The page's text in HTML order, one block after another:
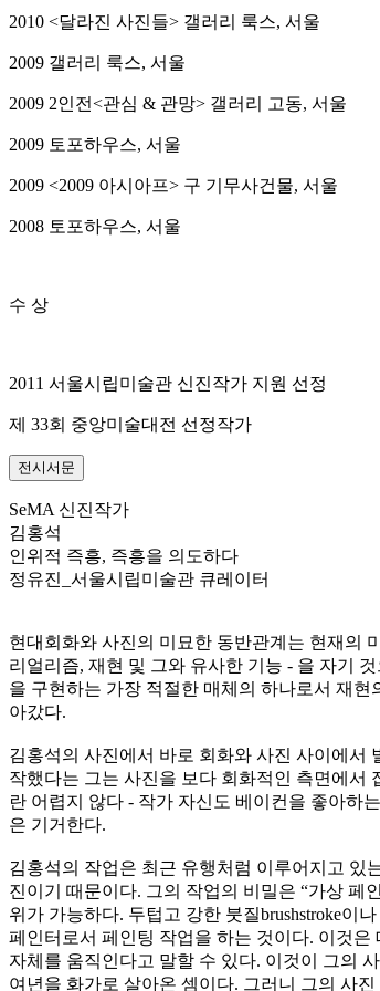
2010 <달라진 사진들> 갤러리 룩스, 서울
2009 갤러리 룩스, 서울
2009 2인전<관심 & 관망> 갤러리 고동, 서울
2009 토포하우스, 서울
2009 <2009 아시아프> 구 기무사건물, 서울
2008 토포하우스, 서울
수 상
2011 서울시립미술관 신진작가 지원 선정
제 33회 중앙미술대전 선정작가
전시서문
SeMA 신진작가
김홍석
인위적 즉흥, 즉흥을 의도하다
정유진_서울시립미술관 큐레이터
현대회화와 사진의 미묘한 동반관계는 현재의
리얼리즘, 재현 및 그와 유사한 기능 - 을 자기
을 구현하는 가장 적절한 매체의 하나로서 재
아갔다.
김홍석의 사진에서 바로 회화와 사진 사이에서
작했다는 그는 사진을 보다 회화적인 측면에서
란 어렵지 않다 - 작가 자신도 베이컨을 좋아하
은 기거한다.
김홍석의 작업은 최근 유행처럼 이루어지고 있
진이기 때문이다. 그의 작업의 비밀은 “가상 페
위가 가능하다. 두텁고 강한 붓질brushstroke이
페인터로서 페인팅 작업을 하는 것이다. 이것
자체를 움직인다고 말할 수 있다. 이것이 그의
여년을 화가로 살아온 셈이다. 그러니 그의 사